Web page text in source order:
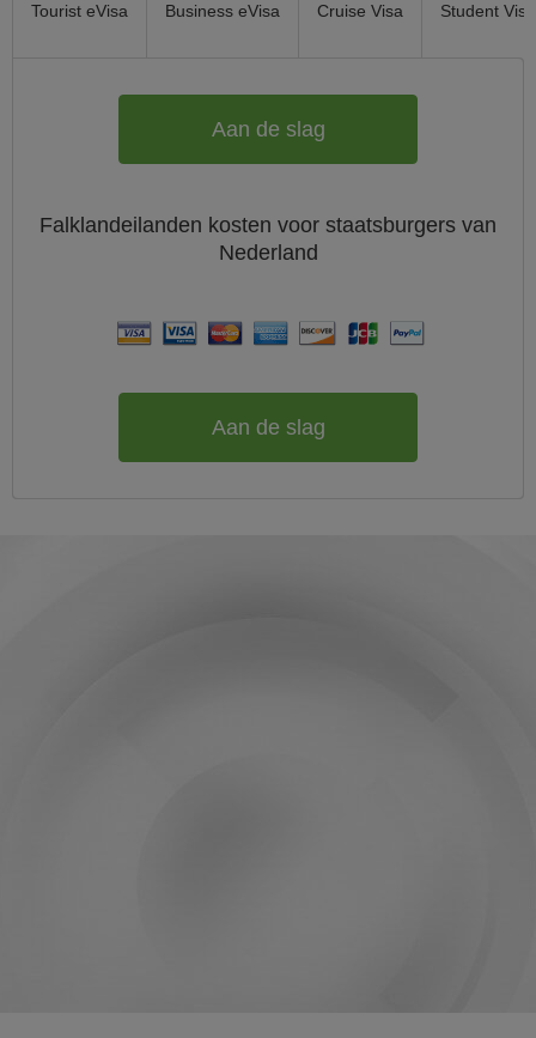
Tourist eVisa Business eVisa Cruise Visa Student Visa
Aan de slag
Falklandeilanden kosten voor staatsburgers van
Nederland
Aan de slag